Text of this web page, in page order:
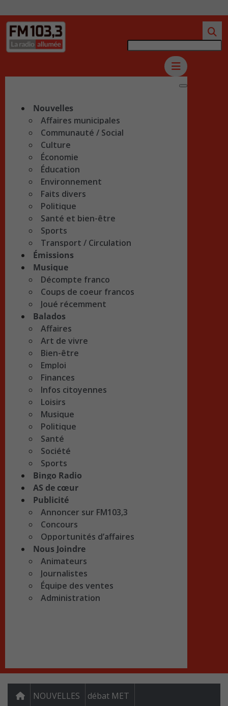
Nouvelles
Affaires municipales
Communauté / Social
Culture
Économie
Éducation
Environnement
Faits divers
Politique
Santé et bien-être
Sports
Transport / Circulation
Émissions
Musique
Décompte franco
Coups de coeur francos
Joué récemment
Balados
Affaires
Art de vivre
Bien-être
Emploi
Finances
Infos citoyennes
Loisirs
Musique
Politique
Santé
Société
Sports
Bingo Radio
AS de cœur
Publicité
Annoncer sur FM103,3
Concours
Opportunités d’affaires
Nous Joindre
Animateurs
Journalistes
Équipe des ventes
Administration
NOUVELLES débat MET